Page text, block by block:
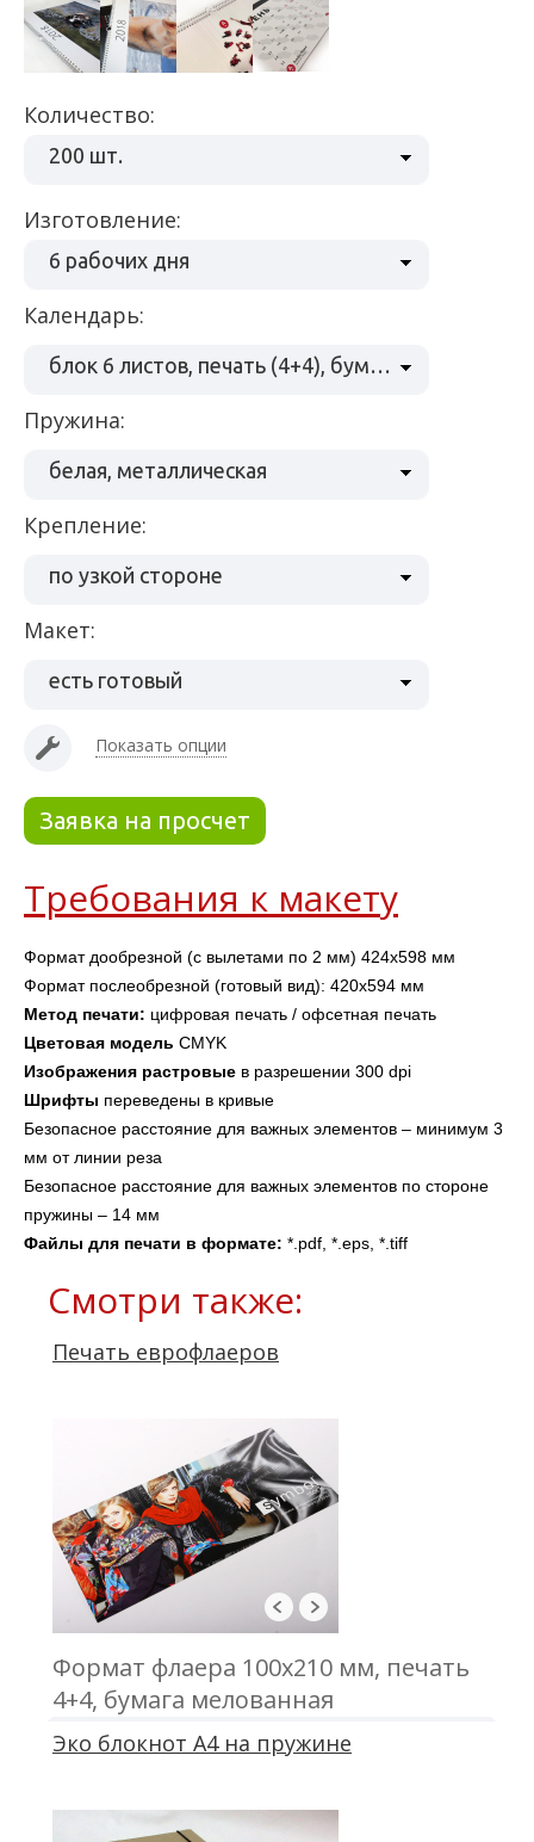
Количество:
200 шт.
Изготовление:
6 рабочих дня
Календарь:
блок 6 листов, печать (4+4), бумага 170 г/м2
Пружина:
белая, металлическая
Крепление:
по узкой стороне
Макет:
есть готовый
Показать опции
Заявка на просчет
Требования к макету
Формат дообрезной (с вылетами по 2 мм) 424х598 мм
Формат послеобрезной (готовый вид): 420х594 мм
Метод печати: цифровая печать / офсетная печать
Цветовая модель CMYK
Изображения растровые в разрешении 300 dpi
Шрифты переведены в кривые
Безопасное расстояние для важных элементов – минимум 3
мм от линии реза
Безопасное расстояние для важных элементов по стороне
пружины – 14 мм
Файлы для печати в формате: *.pdf, *.eps, *.tiff
Смотри также:
Печать еврофлаеров
Формат флаера 100х210 мм, печать
4+4, бумага мелованная
Эко блокнот А4 на пружине